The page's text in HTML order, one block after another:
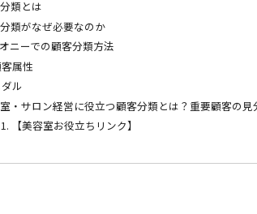
類とは
類がなぜ必要なのか
ニーでの顧客分類方法
属性
ル
・サロン経営に役立つ顧客分類とは？重要顧客の見
【美容室お役立ちリンク】